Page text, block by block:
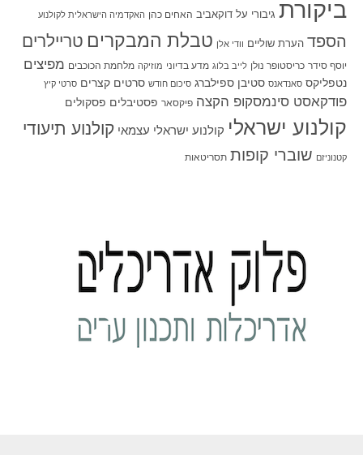
ביקורת גיבורי על דוקאביב האחים כהן האקדמיה הישראלית לקולנוע
הספד הערת שוליים וודי אלן טבלת המבקרים טריילרים
יוסף סידר כריסטופר נולן לייב בלוג מדע בדיוני מוזיקה מלחמת הכוכבים מפיצים
נטפליקס סאנדאנס סטיבן ספילברג סיכום חודש סרטים קצרים סרטי קיץ
פודקאסט סינמסקופ הקצה פיקסאר פסטיבלים פסקולים
קולנוע ישראלי קולנוע ישראלי עצמאי קולנוע תיעודי
קטנוניזם שוברי קופות תסריטאות